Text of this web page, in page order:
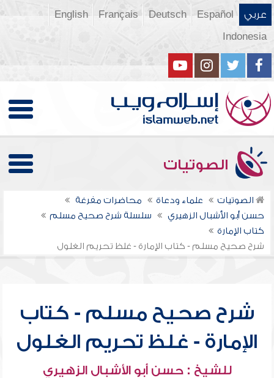
عربي Español
Deutsch
Français
English
Indonesia
الصوتيات
الصوتيات علماء ودعاة
محاضرات مفرغة
حسن أبو الأشبال الزهيري
سلسلة شرح صحيح مسلم
كتاب ‏الإمارة
شرح صحيح مسلم - كتاب الإمارة - غلظ تحريم الغلول
شرح صحيح مسلم - كتاب
الإمارة - غلظ تحريم الغلول
للشيخ : حسن أبو الأشبال الزهيري